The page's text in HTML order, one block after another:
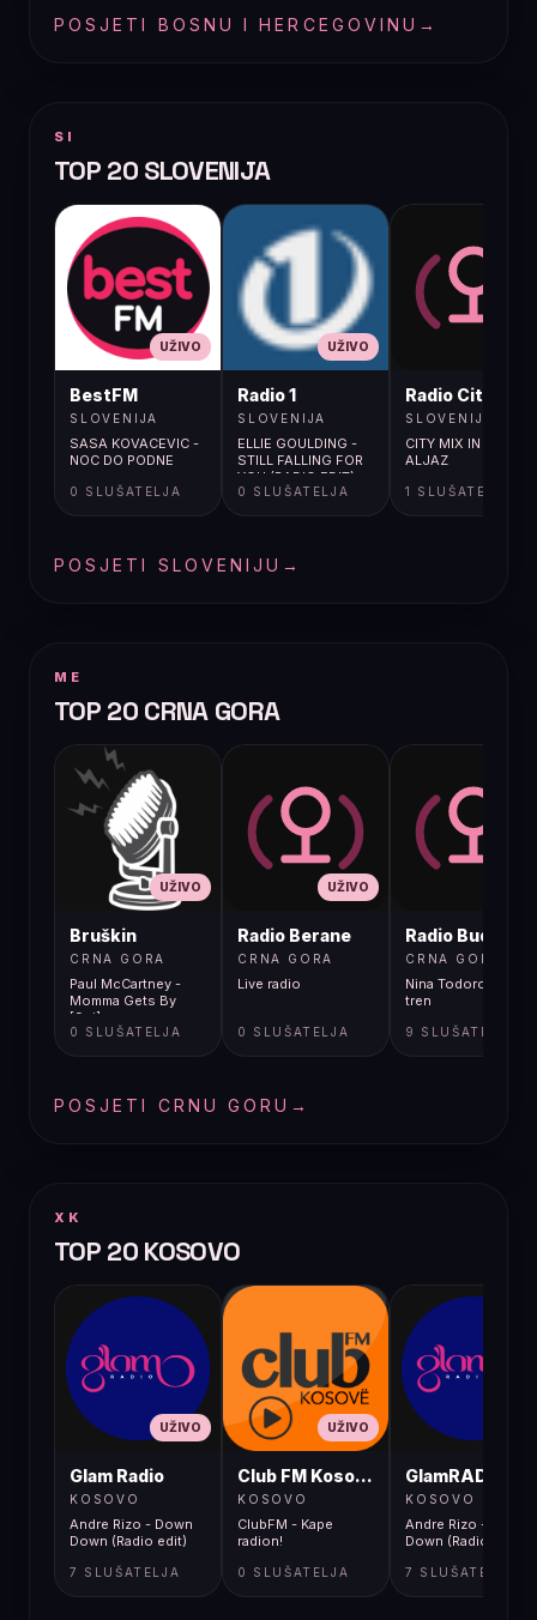
POSJETI BOSNU I HERCEGOVINU →
SI
TOP 20 SLOVENIJA
UŽIVO
BestFM
SLOVENIJA
SASA KOVACEVIC -
NOC DO PODNE
0 SLUŠATELJA
UŽIVO
Radio 1
SLOVENIJA
ELLIE GOULDING -
STILL FALLING FOR
YOU (RADIO EDIT)
0 SLUŠATELJA
Radio City
SLOVENIJA
CITY MIX IN DJ
ALJAZ
1 SLUŠATELJA
POSJETI SLOVENIJU →
ME
TOP 20 CRNA GORA
UŽIVO
Bruškin
CRNA GORA
Paul McCartney -
Momma Gets By
[9gj]
0 SLUŠATELJA
UŽIVO
Radio Berane
CRNA GORA
Live radio
0 SLUŠATELJA
Radio Budva
CRNA GORA
Nina Todorovic -
tren
9 SLUŠATELJA
POSJETI CRNU GORU →
XK
TOP 20 KOSOVO
UŽIVO
Glam Radio
KOSOVO
Andre Rizo - Down
Down (Radio edit)
7 SLUŠATELJA
UŽIVO
Club FM Kosovë
KOSOVO
ClubFM - Kape
radion!
0 SLUŠATELJA
GlamRADIO
KOSOVO
Andre Rizo - Down
Down (Radio edit)
7 SLUŠATELJA